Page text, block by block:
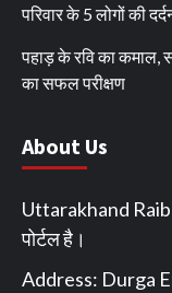
परिवार के 5 लोगों की
पहाड़ के रवि का कमाल,
का सफल परीक्षण
About Us
Uttarakhand
पोर्टल है।
Address: Durga